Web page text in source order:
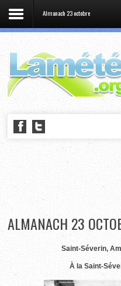
Almanach 23 octobre
ALMANACH 23
Saint-Séverin,
À la Saint-